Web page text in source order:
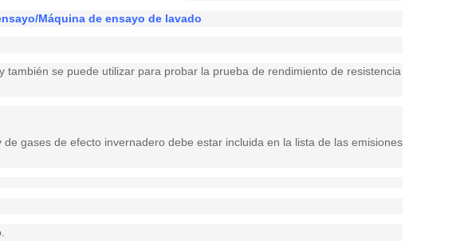
Máquina de ensayo de lavado
se puede utilizar para probar la prueba de rendimiento de resistencia
gases de efecto invernadero debe estar incluida en la lista de las emisiones